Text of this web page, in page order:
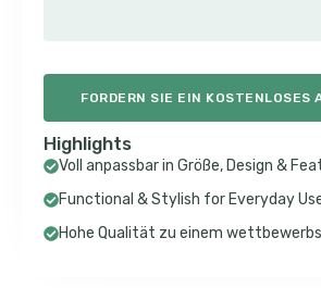
FORDERN SIE EIN KOSTENLOSES
Highlights
Voll anpassbar in Größe, Design &
Functional & Stylish for Everyday
Hohe Qualität zu einem